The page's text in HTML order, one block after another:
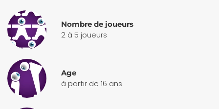
Nombre de joueurs
2 à 5 joueurs
Age
à partir de 16 ans